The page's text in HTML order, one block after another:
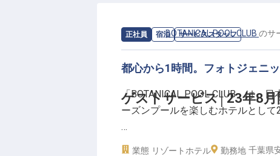
で泳ぐだけではない多彩な楽しみ
うな、オリジナリティあふれるお
自然に囲まれたロケーションの中
トドアが楽しめる環境に惹かれ、
の合う仲間との出会いが待っていま
正社員 宿泊 サービススタッフ
ゲストサービス│23年8
求人情報：BOTANICAL POOL CLUB のサ
都心から1時間。フォトジェニ
「BOTANICAL POOL CLUB」は、
ーズンプールを楽しむホテルとして
開業直後から「どこを切り取っても
業態 リゾートホテル 勤務地 千葉県